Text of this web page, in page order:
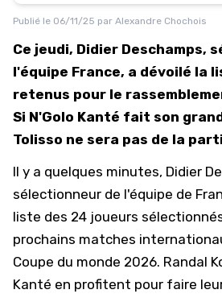
Publié le 06/11/25 par Alexandre Chochois
Ce jeudi, Didier Deschamps,
l'équipe France, a dévoilé la
retenus pour le
Si N'Golo Kanté fait son
Tolisso ne sera pas de la
Il y a quelques minutes, Didier
sélectionneur de l'équipe de
liste des 24 joueurs
prochains matches
Coupe du monde 2026. Randal
Kanté en profitent pour faire